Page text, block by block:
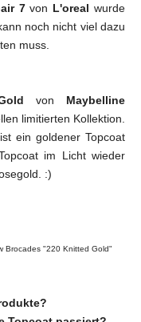
7von L'oreal wurde
noch nicht viel dazu
muss.
von Maybelline
limitierten Kollektion.
ein goldener Topcoat
im Licht wieder
:)
Brocades "220 Knitted Gold"